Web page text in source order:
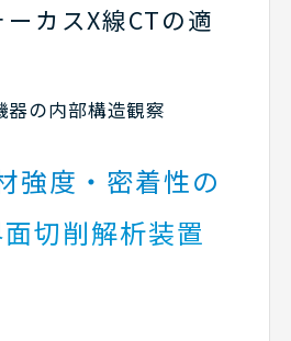
カスX線CTの適
器の内部構造観察
強度・密着性の
切削解析装置